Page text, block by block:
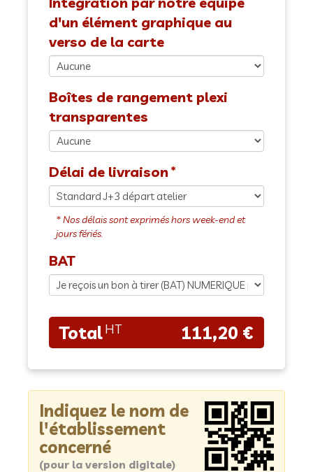
d'un élément graphique au
verso de la carte
Boîtes de rangement plexi
transparentes
Délai de livraison
BAT
111,20 €
Indiquez le nom de
l'établissement
concerné
(pour la version digitale)